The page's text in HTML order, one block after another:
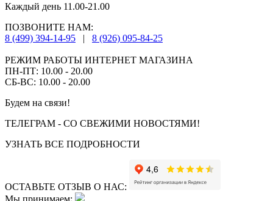
Каждый день 11.00-21.00
ПОЗВОНИТЕ НАМ:
8 (499) 394-14-95
| 8 (926) 095-84-25
РЕЖИМ РАБОТЫ ИНТЕРНЕТ МАГАЗИНА
ПН-ПТ: 10.00 - 20.00
СБ-ВС: 10.00 - 20.00
Будем на связи!
ТЕЛЕГРАМ - СО СВЕЖИМИ НОВОСТЯМИ!
УЗНАТЬ ВСЕ ПОДРОБНОСТИ
ОСТАВЬТЕ ОТЗЫВ О НАС:
Мы принимаем: